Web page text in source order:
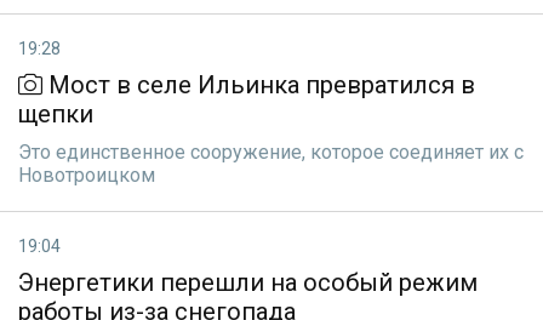
19:28
Мост в селе Ильинка превратился в
щепки
Это единственное сооружение, которое соединяет их с
Новотроицком
19:04
Энергетики перешли на особый режим
работы из-за снегопада